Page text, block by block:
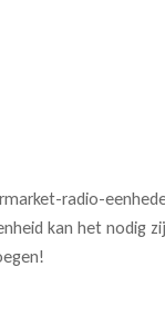
radio-
kan het nodig